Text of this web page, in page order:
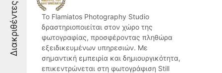
Διακριθέντες
Το Flamiatos Photography Studio
δραστηριοποιείται στον χώρο της
φωτογραφίας, προσφέροντας πληθώρα
εξειδικευμένων υπηρεσιών. Με
σημαντική εμπειρία και δημιουργικότητα,
επικεντρώνεται στη φωτογράφιση Still